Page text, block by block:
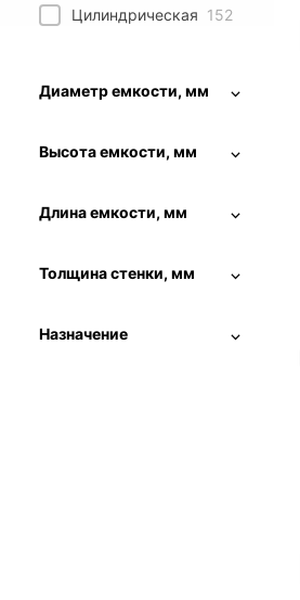
Цилиндрическая 152
Диаметр емкости, мм
Высота емкости, мм
Длина емкости, мм
Толщина стенки, мм
Назначение